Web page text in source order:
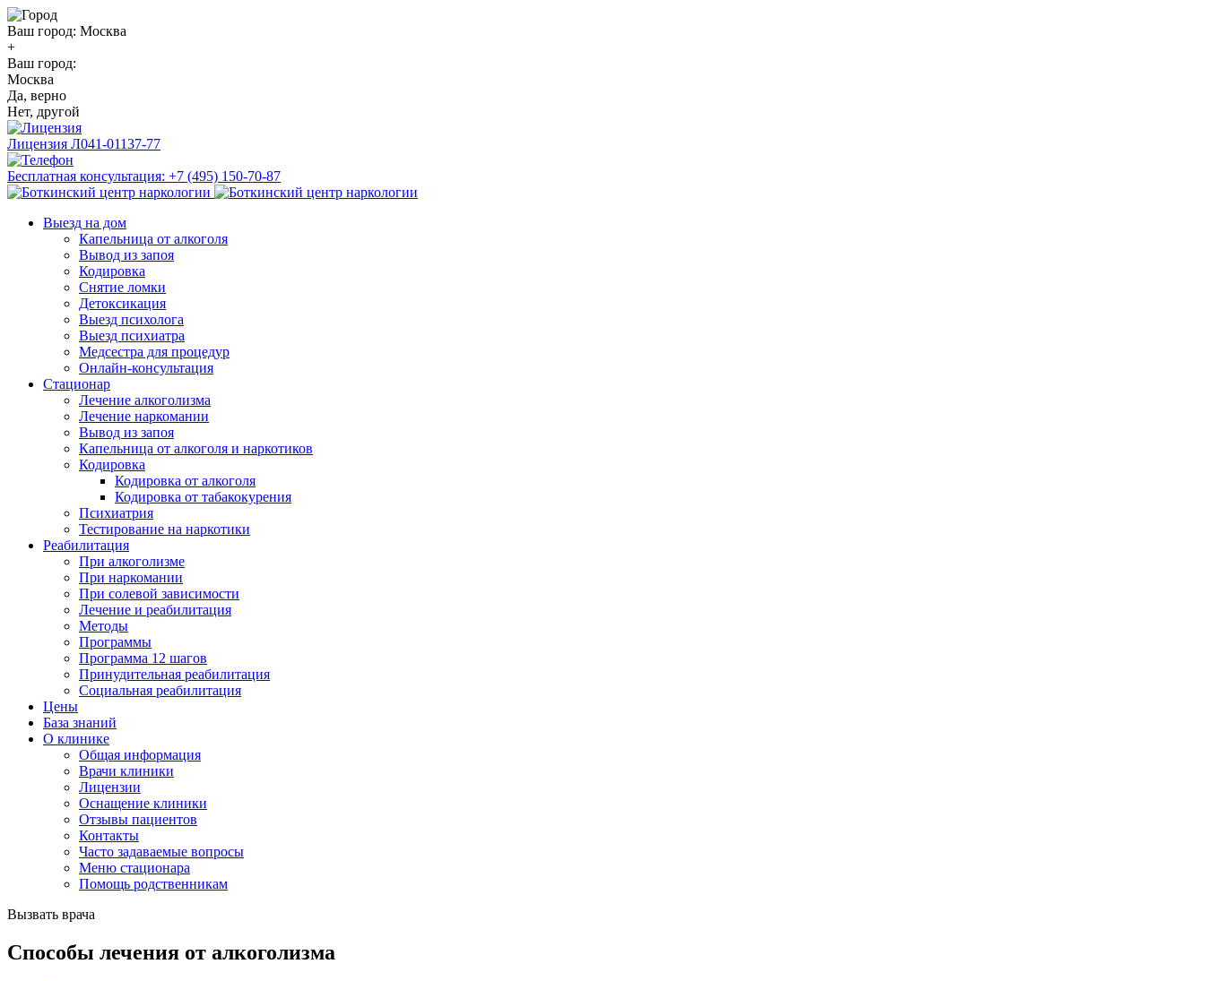
Ваш город: Москва
+
Ваш город:
Москва
Да, верно
Нет, другой
Лицензия Л041-01137-77
Бесплатная консультация: +7 (495) 150-70-87
Выезд на дом
Капельница от алкоголя
Вывод из запоя
Кодировка
Снятие ломки
Детоксикация
Выезд психолога
Выезд психиатра
Медсестра для процедур
Онлайн-консультация
Стационар
Лечение алкоголизма
Лечение наркомании
Вывод из запоя
Капельница от алкоголя и наркотиков
Кодировка
Кодировка от алкоголя
Кодировка от табакокурения
Психиатрия
Тестирование на наркотики
Реабилитация
При алкоголизме
При наркомании
При солевой зависимости
Лечение и реабилитация
Методы
Программы
Программа 12 шагов
Принудительная реабилитация
Социальная реабилитация
Цены
База знаний
О клинике
Общая информация
Врачи клиники
Лицензии
Оснащение клиники
Отзывы пациентов
Контакты
Часто задаваемые вопросы
Меню стационара
Помощь родственникам
Вызвать врача
Способы лечения от алкоголизма